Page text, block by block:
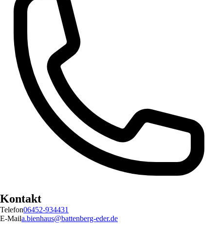
Kontakt
Telefon06452-934431
E-Maila.bienhaus@battenberg-eder.de